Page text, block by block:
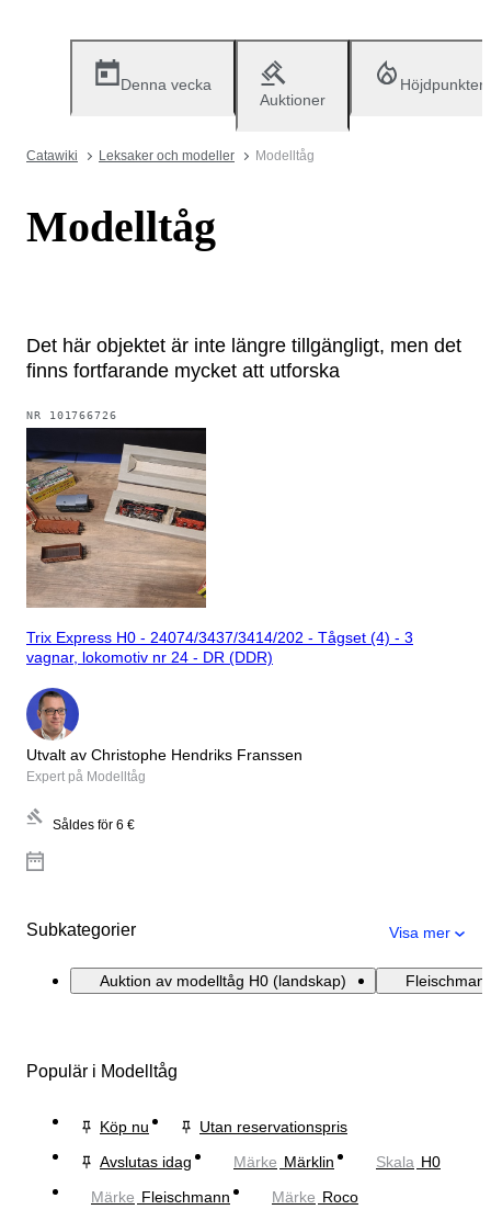
Denna vecka
Auktioner
Höjdpunkter
Catawiki Leksaker och modeller Modelltåg
Modelltåg
Det här objektet är inte längre tillgängligt, men det
finns fortfarande mycket att utforska
NR 101766726
Trix Express H0 - 24074/3437/3414/202 - Tågset (4) - 3
vagnar, lokomotiv nr 24 - DR (DDR)
Utvalt av Christophe Hendriks Franssen
Expert på Modelltåg
Såldes för 6 €
Subkategorier Visa mer
Auktion av modelltåg H0 (landskap)
Populär i Modelltåg
Köp nu
Utan reservationspris
Avslutas idag
Märke Märklin Skala H0
Märke Fleischmann Märke Roco